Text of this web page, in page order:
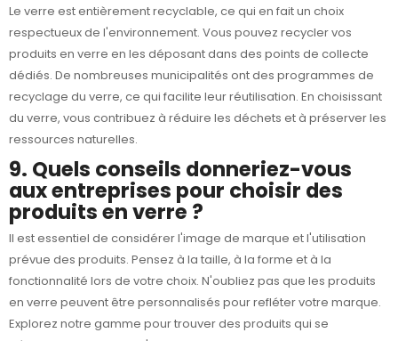
Le verre est entièrement recyclable, ce qui en fait un choix
respectueux de l'environnement. Vous pouvez recycler vos
produits en verre en les déposant dans des points de collecte
dédiés. De nombreuses municipalités ont des programmes de
recyclage du verre, ce qui facilite leur réutilisation. En choisissant
du verre, vous contribuez à réduire les déchets et à préserver les
ressources naturelles.
9. Quels conseils donneriez-vous
aux entreprises pour choisir des
produits en verre ?
Il est essentiel de considérer l'image de marque et l'utilisation
prévue des produits. Pensez à la taille, à la forme et à la
fonctionnalité lors de votre choix. N'oubliez pas que les produits
en verre peuvent être personnalisés pour refléter votre marque.
Explorez notre gamme pour trouver des produits qui se